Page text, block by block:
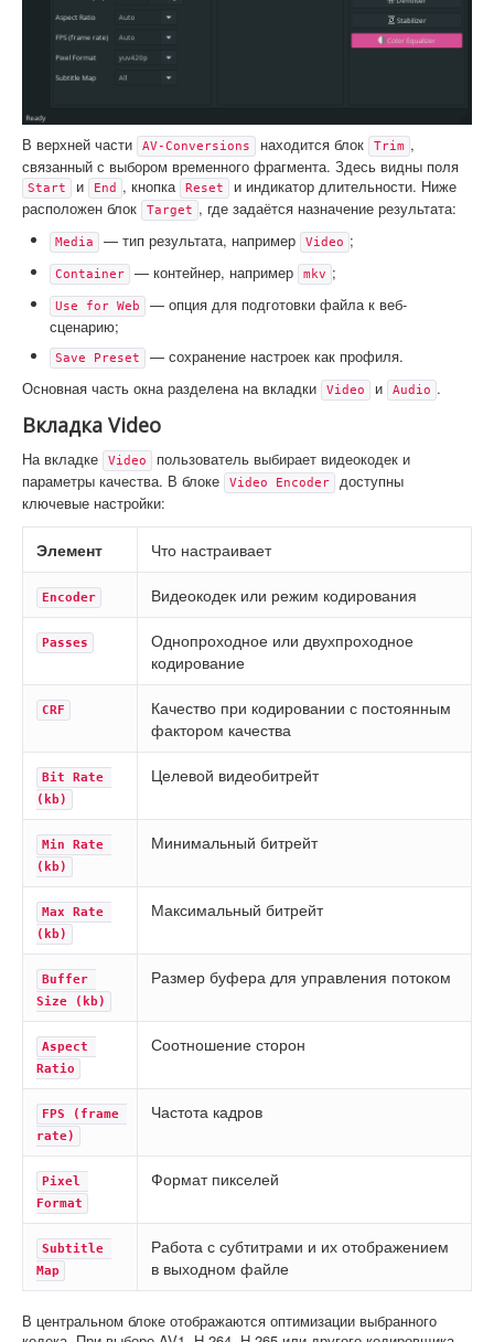
В верхней части AV-Conversions находится блок Trim ,
связанный с выбором временного фрагмента. Здесь видны поля
Start и End , кнопка Reset
и индикатор длительности. Ниже
расположен блок
Target , где задаётся назначение результата:
Media — тип результата, например Video ;
Container — контейнер, например mkv ;
Use for Web
— опция для подготовки файла к веб-
сценарию;
Save Preset
— сохранение настроек как профиля.
Основная часть окна разделена на вкладки
Video и Audio .
Вкладка Video
На вкладке Video
пользователь выбирает видеокодек и
параметры качества. В блоке
Video Encoder
доступны
ключевые настройки:
Элемент Что настраивает
Encoder Видеокодек или режим кодирования
Passes
Однопроходное или двухпроходное
кодирование
CRF
Качество при кодировании с постоянным
фактором качества
Bit Rate
(kb)
Целевой видеобитрейт
Min Rate
(kb)
Минимальный битрейт
Max Rate
(kb)
Максимальный битрейт
Buffer
Size (kb)
Размер буфера для управления потоком
Aspect
Ratio
Соотношение сторон
FPS (frame
rate)
Частота кадров
Pixel
Format
Формат пикселей
Subtitle
Map
Работа с субтитрами и их отображением
в выходном файле
В центральном блоке отображаются оптимизации выбранного